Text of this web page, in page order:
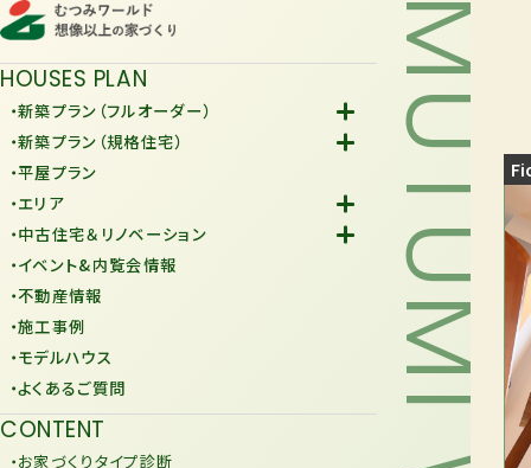
HOUSES PLAN
・新築プラン（フルオーダー）
-Fiore
・新築プラン（規格住宅）
-規格住宅
-KURAFIT
-JiU
・平屋プラン
・エリア
-潟上市
-由利本荘市
・中古住宅＆リノベーション
-中古住宅
-リノベーション
・イベント&内覧会情報
・不動産情報
・施工事例
・モデルハウス
・よくあるご質問
CONTENT
・お家づくりタイプ診断